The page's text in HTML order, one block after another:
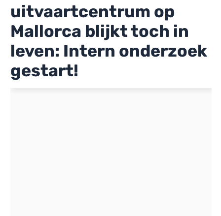
uitvaartcentrum op
Mallorca blijkt toch in
leven: Intern onderzoek
gestart!